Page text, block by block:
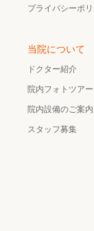
プライバシーポ
当院について
ドクター紹介
院内フォトツアー
院内設備のご案内
スタッフ募集